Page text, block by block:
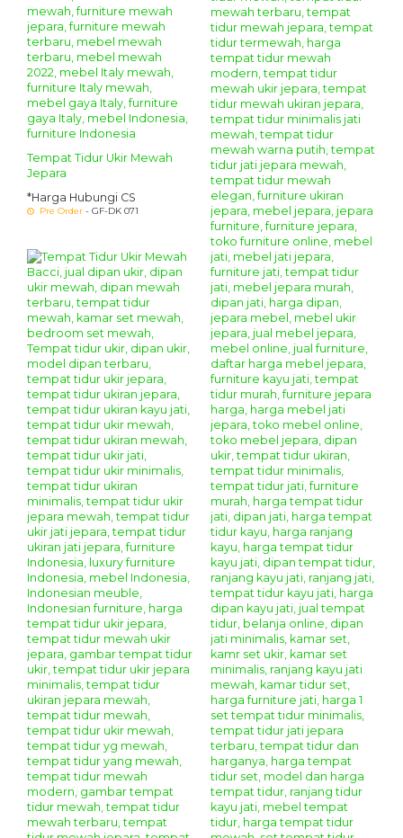
Tempat Tidur Ukir Mewah
Jepara
*Harga Hubungi CS
Pre Order - GF-DK 071